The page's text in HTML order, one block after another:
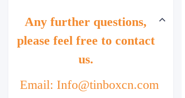
Any further questions,
please feel free to contact
us.
Email: Info@tinboxcn.com